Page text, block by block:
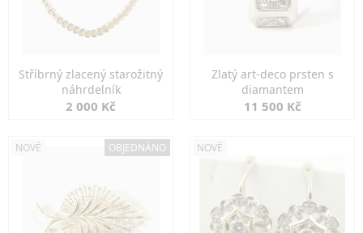
Stříbrný zlacený starožitný
náhrdelník
2 000 Kč
Zlatý art-deco prsten s
diamantem
11 500 Kč
NOVÉ OBJEDNÁNO NOVÉ